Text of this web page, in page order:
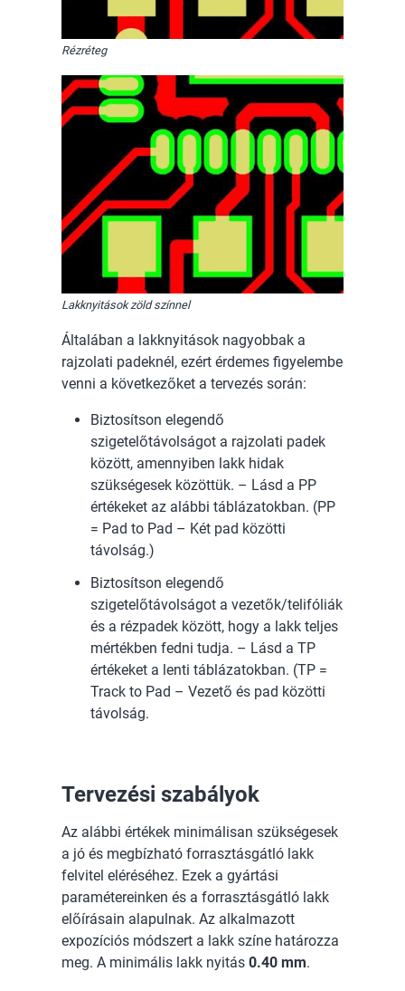
Rézréteg
Lakknyitások zöld színnel
Általában a lakknyitások nagyobbak a
rajzolati padeknél, ezért érdemes figyelembe
venni a következőket a tervezés során:
Biztosítson elegendő
szigetelőtávolságot a rajzolati padek
között, amennyiben lakk hidak
szükségesek közöttük. – Lásd a PP
értékeket az alábbi táblázatokban. (PP
= Pad to Pad – Két pad közötti
távolság.)
Biztosítson elegendő
szigetelőtávolságot a vezetők/telifóliák
és a rézpadek között, hogy a lakk teljes
mértékben fedni tudja. – Lásd a TP
értékeket a lenti táblázatokban. (TP =
Track to Pad – Vezető és pad közötti
távolság.
Tervezési szabályok
Az alábbi értékek minimálisan szükségesek
a jó és megbízható forrasztásgátló lakk
felvitel eléréséhez. Ezek a gyártási
paramétereinken és a forrasztásgátló lakk
előírásain alapulnak. Az alkalmazott
expozíciós módszert a lakk színe határozza
meg. A minimális lakk nyitás 0.40 mm.